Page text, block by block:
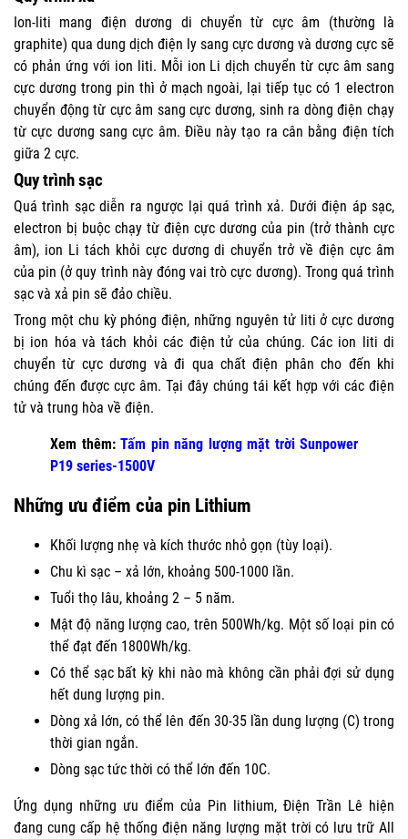
Ion-liti mang điện dương di chuyển từ cực âm (thường là
graphite) qua dung dịch điện ly sang cực dương và dương cực sẽ
có phản ứng với ion liti. Mỗi ion Li dịch chuyển từ cực âm sang
cực dương trong pin thì ở mạch ngoài, lại tiếp tục có 1 electron
chuyển động từ cực âm sang cực dương, sinh ra dòng điện chạy
từ cực dương sang cực âm. Điều này tạo ra cân bằng điện tích
giữa 2 cực.
Quy trình sạc
Quá trình sạc diễn ra ngược lại quá trình xả. Dưới điện áp sạc,
electron bị buộc chạy từ điện cực dương của pin (trở thành cực
âm), ion Li tách khỏi cực dương di chuyển trở về điện cực âm
của pin (ở quy trình này đóng vai trò cực dương). Trong quá trình
sạc và xả pin sẽ đảo chiều.
Trong một chu kỳ phóng điện, những nguyên tử liti ở cực dương
bị ion hóa và tách khỏi các điện tử của chúng. Các ion liti di
chuyển từ cực dương và đi qua chất điện phân cho đến khi
chúng đến được cực âm. Tại đây chúng tái kết hợp với các điện
tử và trung hòa về điện.
Xem thêm: Tấm pin năng lượng mặt trời Sunpower
P19 series-1500V
Những ưu điểm của pin Lithium
Khối lượng nhẹ và kích thước nhỏ gọn (tùy loại).
Chu kì sạc – xả lớn, khoảng 500-1000 lần.
Tuổi thọ lâu, khoảng 2 – 5 năm.
Mật độ năng lượng cao, trên 500Wh/kg. Một số loại pin có
thể đạt đến 1800Wh/kg.
Có thể sạc bất kỳ khi nào mà không cần phải đợi sử dụng
hết dung lượng pin.
Dòng xả lớn, có thể lên đến 30-35 lần dung lượng (C) trong
thời gian ngắn.
Dòng sạc tức thời có thể lớn đến 10C.
Ứng dụng những ưu điểm của Pin lithium, Điện Trần Lê hiện
đang cung cấp hệ thống điện năng lượng mặt trời có lưu trữ All